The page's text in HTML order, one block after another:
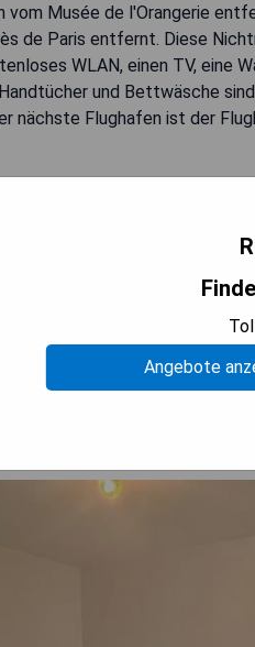
Musée de l'Orangerie
de Paris entfernt. Diese
WLAN, einen TV, eine
und Bettwäsche
nächste Flughafen ist der
PREISE
Le Neuilly 155
Angebote